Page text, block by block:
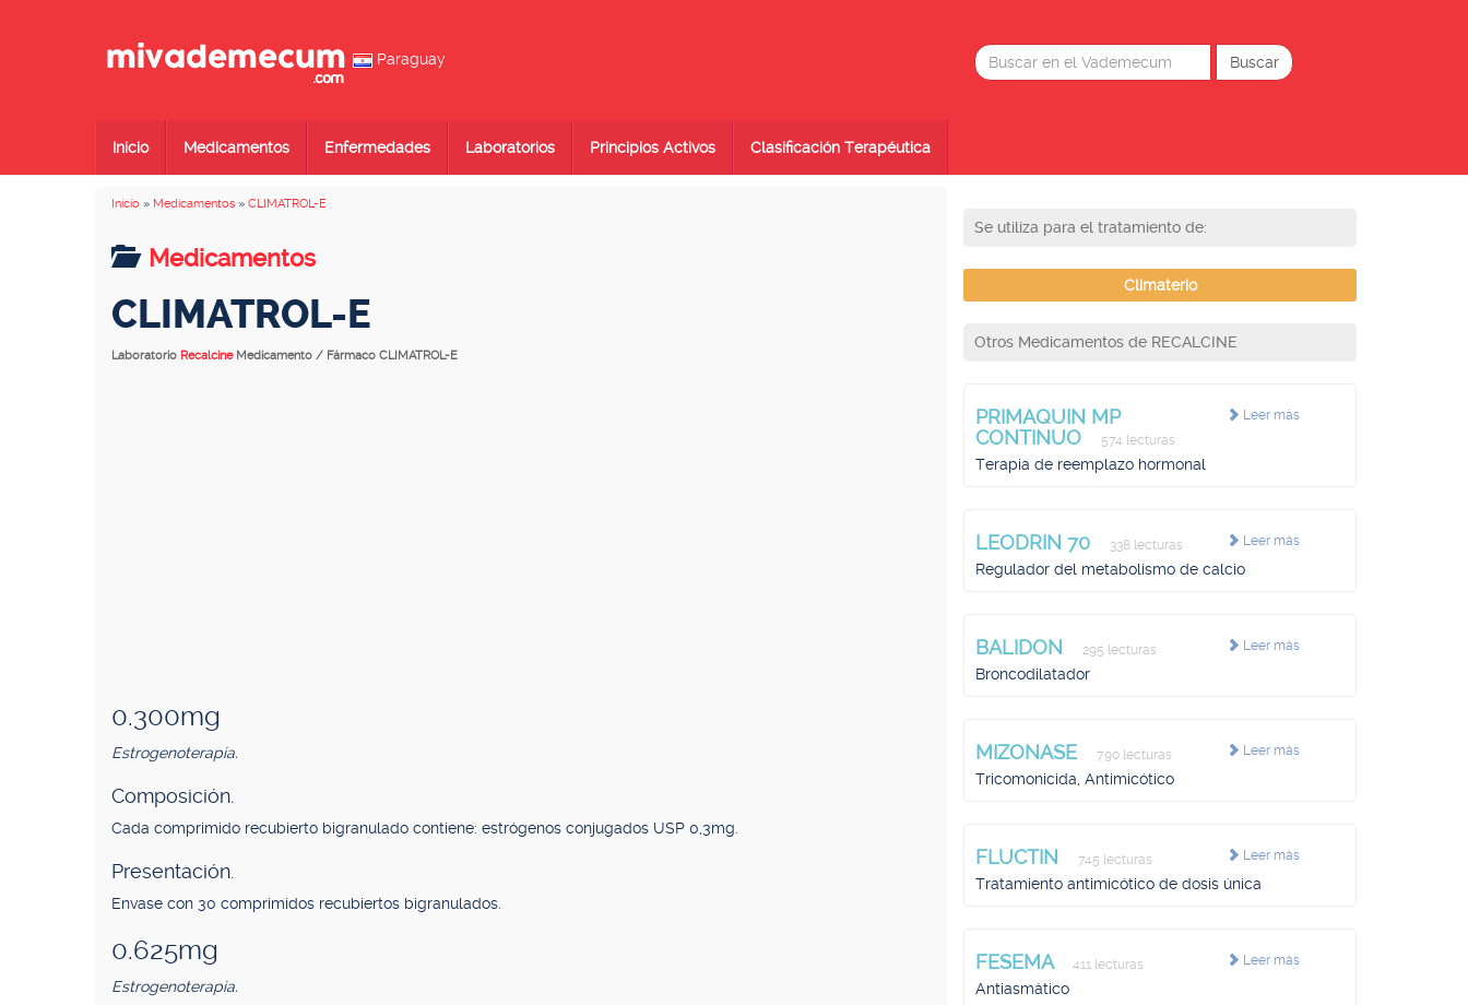
Paraguay
Inicio Medicamentos Enfermedades Laboratorios Principios Activos Clasificación Terapéutica
Inicio » Medicamentos » CLIMATROL-E
Medicamentos
CLIMATROL-E
Laboratorio Recalcine Medicamento / Fármaco CLIMATROL-E
0.300mg
Estrogenoterapia.
Composición.
Cada comprimido recubierto bigranulado contiene: estrógenos conjugados USP 0,3mg.
Presentación.
Envase con 30 comprimidos recubiertos bigranulados.
0.625mg
Estrogenoterapia.
Se utiliza para el tratamiento de:
Climaterio
Otros Medicamentos de RECALCINE
Leer más
PRIMAQUIN MP
CONTINUO
574 lecturas
Terapia de reemplazo hormonal
Leer más
LEODRIN 70 338 lecturas
Regulador del metabolismo de calcio
Leer más
BALIDON 295 lecturas
Broncodilatador
Leer más
MIZONASE 790 lecturas
Tricomonicida, Antimicótico
Leer más
FLUCTIN 745 lecturas
Tratamiento antimicótico de dosis única
Leer más
FESEMA 411 lecturas
Antiasmático